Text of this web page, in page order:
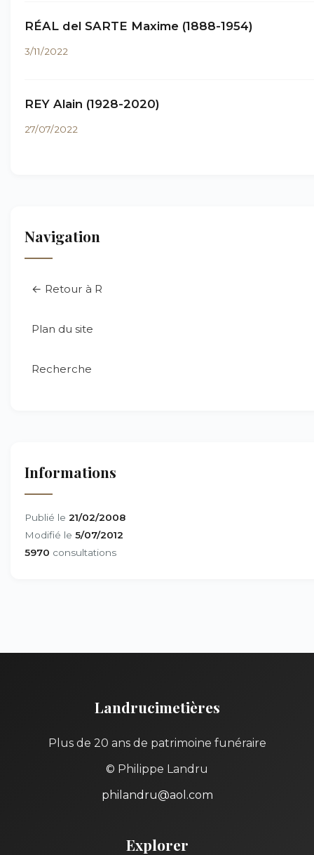
RÉAL del SARTE Maxime (1888-1954)
3/11/2022
REY Alain (1928-2020)
27/07/2022
Navigation
← Retour à R
Plan du site
Recherche
Informations
Publié le 21/02/2008
Modifié le 5/07/2012
5970 consultations
Landrucimetières
Plus de 20 ans de patrimoine funéraire
© Philippe Landru
philandru@aol.com
Explorer